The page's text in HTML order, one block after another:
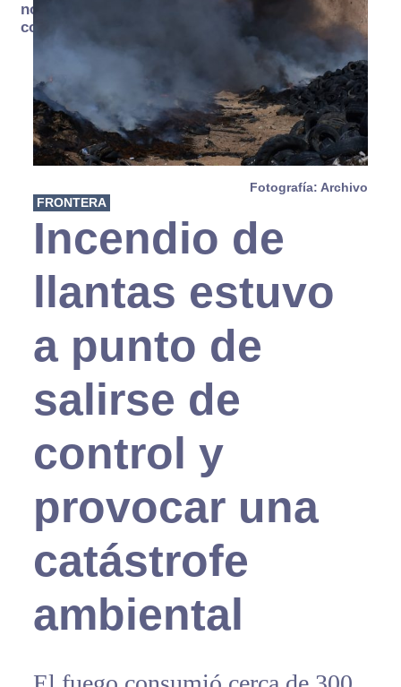
no se
consume
Fotografía: Archivo
FRONTERA
Incendio de
llantas estuvo
a punto de
salirse de
control y
provocar una
catástrofe
ambiental